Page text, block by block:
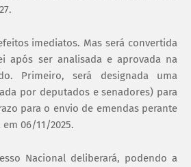
imediatos. Mas será convertida
após ser analisada e aprovada na
Primeiro, será designada uma
por deputados e senadores) para
para o envio de emendas perante
06/11/2025.
Nacional deliberará, podendo a